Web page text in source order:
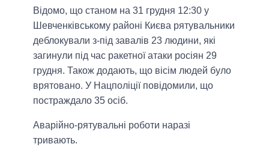
Відомо, що станом на 31 грудня 12:30 у
Шевченківському районі Києва рятувальники
деблокували з-під завалів 23 людини, які
загинули під час ракетної атаки росіян 29
грудня. Також додають, що вісім людей було
врятовано. У Нацполіції повідомили, що
постраждало 35 осіб.
Аварійно-рятувальні роботи наразі
тривають.